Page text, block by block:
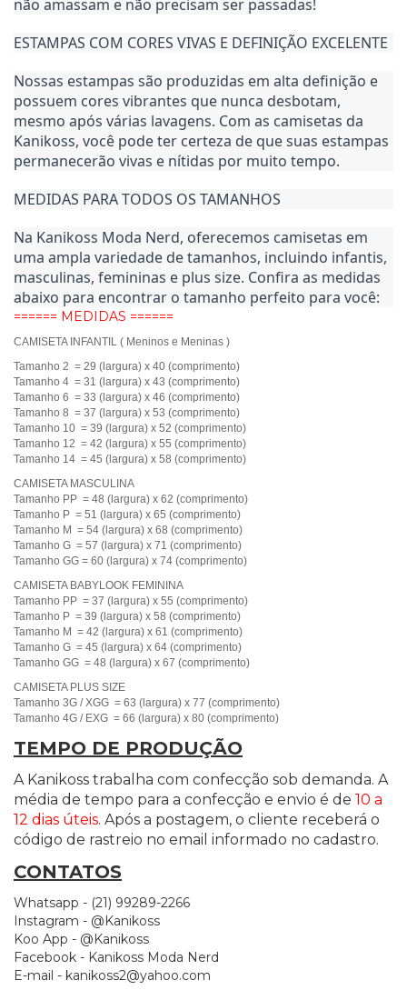
não amassam e não precisam ser passadas!
ESTAMPAS COM CORES VIVAS E DEFINIÇÃO EXCELENTE
Nossas estampas são produzidas em alta definição e
possuem cores vibrantes que nunca desbotam,
mesmo após várias lavagens. Com as camisetas da
Kanikoss, você pode ter certeza de que suas estampas
permanecerão vivas e nítidas por muito tempo.
MEDIDAS PARA TODOS OS TAMANHOS
Na Kanikoss Moda Nerd, oferecemos camisetas em
uma ampla variedade de tamanhos, incluindo infantis,
masculinas, femininas e plus size. Confira as medidas
abaixo para encontrar o tamanho perfeito para você:
====== MEDIDAS ======
CAMISETA INFANTIL ( Meninos e Meninas )
Tamanho 2 = 29 (largura) x 40 (comprimento)
Tamanho 4 = 31 (largura) x 43 (comprimento)
Tamanho 6 = 33 (largura) x 46 (comprimento)
Tamanho 8 = 37 (largura) x 53 (comprimento)
Tamanho 10 = 39 (largura) x 52 (comprimento)
Tamanho 12 = 42 (largura) x 55 (comprimento)
Tamanho 14 = 45 (largura) x 58 (comprimento)
CAMISETA MASCULINA
Tamanho PP = 48 (largura) x 62 (comprimento)
Tamanho P = 51 (largura) x 65 (comprimento)
Tamanho M = 54 (largura) x 68 (comprimento)
Tamanho G = 57 (largura) x 71 (comprimento)
Tamanho GG = 60 (largura) x 74 (comprimento)
CAMISETA BABYLOOK FEMININA
Tamanho PP = 37 (largura) x 55 (comprimento)
Tamanho P = 39 (largura) x 58 (comprimento)
Tamanho M = 42 (largura) x 61 (comprimento)
Tamanho G = 45 (largura) x 64 (comprimento)
Tamanho GG = 48 (largura) x 67 (comprimento)
CAMISETA PLUS SIZE
Tamanho 3G / XGG = 63 (largura) x 77 (comprimento)
Tamanho 4G / EXG = 66 (largura) x 80 (comprimento)
TEMPO DE PRODUÇÃO
A Kanikoss trabalha com confecção sob demanda. A
média de tempo para a confecção e envio é de 10 a
12 dias úteis. Após a postagem, o cliente receberá o
código de rastreio no email informado no cadastro.
CONTATOS
Whatsapp - (21) 99289-2266
Instagram - @Kanikoss
Koo App - @Kanikoss
Facebook - Kanikoss Moda Nerd
E-mail - kanikoss2@yahoo.com